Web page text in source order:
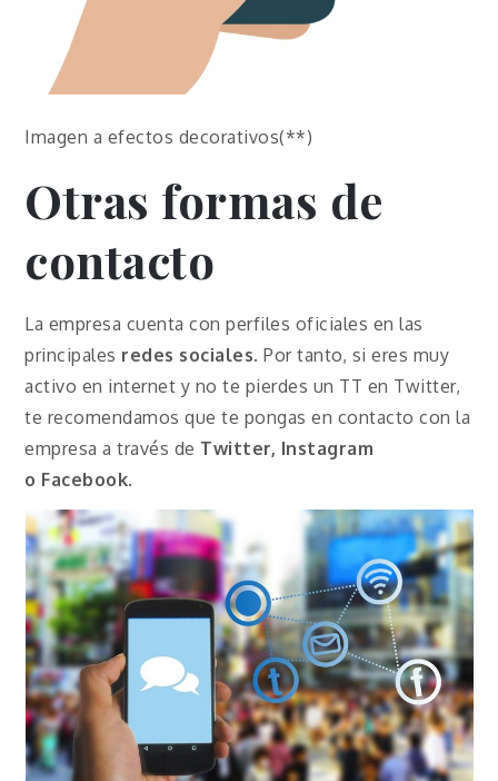
Imagen a efectos decorativos(**)
Otras formas de
contacto
La empresa cuenta con perfiles oficiales en las
principales redes sociales. Por tanto, si eres muy
activo en internet y no te pierdes un TT en Twitter,
te recomendamos que te pongas en contacto con la
empresa a través de Twitter, Instagram
o Facebook.